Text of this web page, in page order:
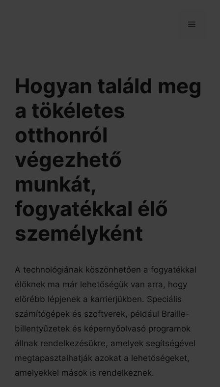
MENÜ
Hogyan találd meg
a tökéletes
otthonról
végezhető
munkát,
fogyatékkal élő
személyként
A technológiának köszönhetően a fogyatékkal
élőknek ma már lehetőségük van arra, hogy
előrébb lépjenek a karrierjükben. Speciális
számítógépek és szoftverek, például Braille-
billentyűzetek és képernyőolvasó programok
állnak rendelkezésükre, amelyek segítségével
megtapasztalhatják azokat a lehetőségeket,
amelyekkel mások is rendelkeznek.